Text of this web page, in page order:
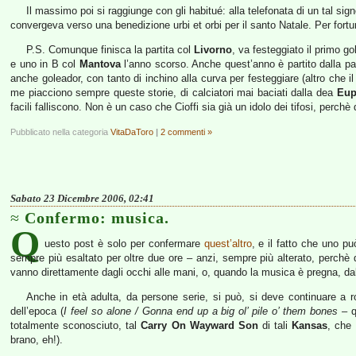
Il massimo poi si raggiunge con gli habitué: alla telefonata di un tal
convergeva verso una benedizione urbi et orbi per il santo Natale. Per
P.S. Comunque finisca la partita col Livorno, va festeggiato il primo
e uno in B col
Mantoval’anno scorso. Anche quest’anno è partito dalla
anche goleador, con tanto di inchino alla curva per festeggiare (altro
me piacciono sempre queste storie, di calciatori mai baciati dalla dea
facili falliscono. Non è un caso che Cioffi sia già un idolo dei tifosi, perchè
Pubblicato nella categoria VitaDaToro | 2 commenti »
Sabato 23 Dicembre 2006, 02:41
Confermo: musica.
Q uesto post è solo per confermare quest’altro, e il fatto che uno
sempre più esaltato per oltre due ore – anzi, sempre più alterato,
vanno direttamente dagli occhi alle mani, o, quando la musica è pregna,
Anche in età adulta, da persone serie, si può, si deve continuare a
dell’epoca (I feel so alone / Gonna end up a big ol’ pile o’ them bones –
totalmente sconosciuto, talCarry On Wayward Sondi tali Kansas, che
brano, eh!).